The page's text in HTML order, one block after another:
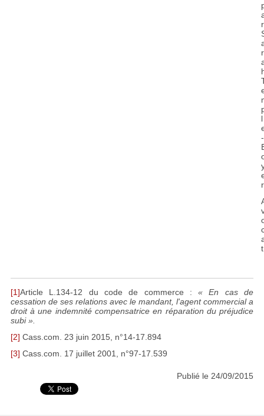
r
r
l
-
r
t
[1]Article L.134-12 du code de commerce :« En cas de
cessation de ses relations avec le mandant, l'agent commercial a
droit à une indemnité compensatrice en réparation du préjudice
subi ».
[2] Cass.com. 23 juin 2015, n°14-17.894
[3] Cass.com. 17 juillet 2001, n°97-17.539
Publié le 24/09/2015